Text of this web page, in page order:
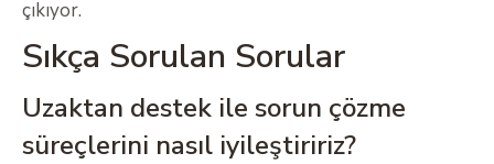
çıkıyor.
Sıkça Sorulan Sorular
Uzaktan destek ile sorun çözme
süreçlerini nasıl iyileştiririz?